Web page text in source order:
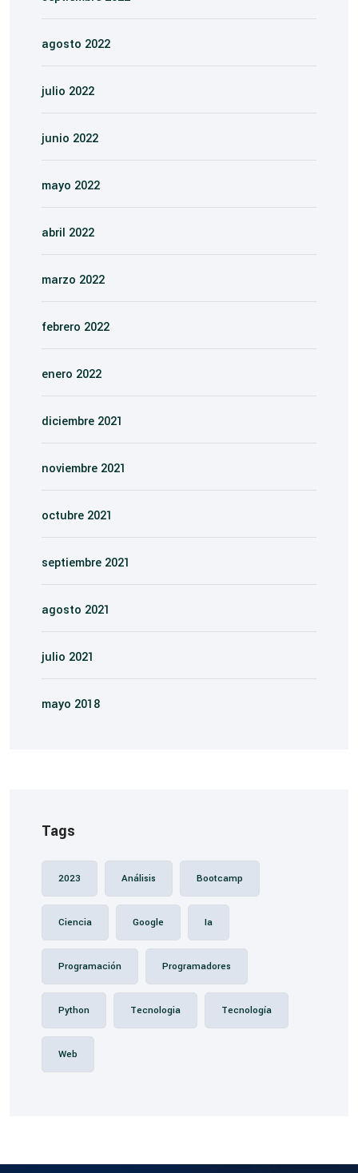
agosto 2022
julio 2022
junio 2022
mayo 2022
abril 2022
marzo 2022
febrero 2022
enero 2022
diciembre 2021
noviembre 2021
octubre 2021
septiembre 2021
agosto 2021
julio 2021
mayo 2018
Tags
2023 Análisis Bootcamp
Ciencia Google Ia
Programación Programadores
Python Tecnologia Tecnología
Web